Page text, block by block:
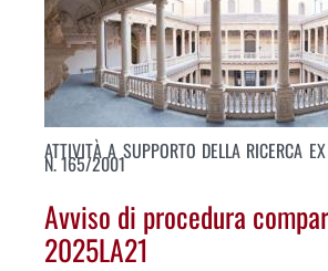
ATTIVITÀ A SUPPORTO DELLA RICERCA
N. 165/2001
Avviso di procedura
2025LA21